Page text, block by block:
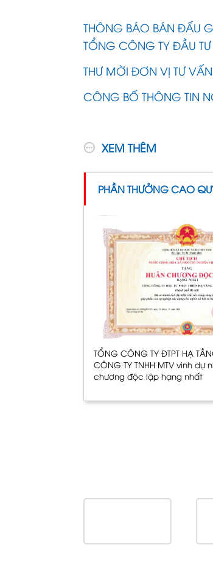
THÔNG BÁO BÁN ĐẤU
TỔNG CÔNG TY ĐẦU TƯ
THƯ MỜI ĐƠN VỊ TƯ
CÔNG BỐ THÔNG TIN
XEM THÊM
PHẦN THƯỞNG CAO
TỔNG CÔNG TY ĐTPT HẠ
CÔNG TY TNHH MTV vinh dự
chương độc lập hạng nhất